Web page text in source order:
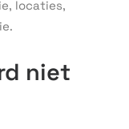
locaties,
niet